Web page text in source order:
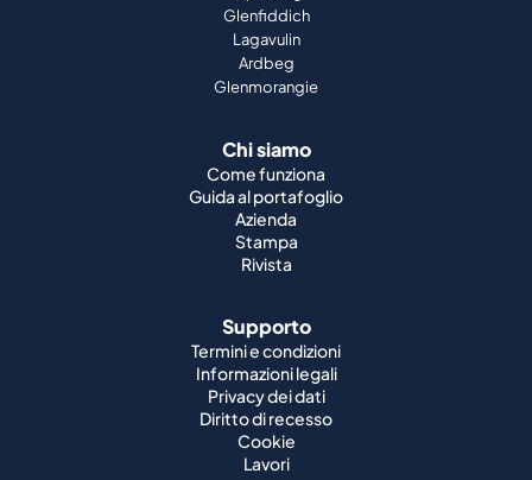
Glenfiddich
Lagavulin
Ardbeg
Glenmorangie
Chi siamo
Come funziona
Guida al portafoglio
Azienda
Stampa
Rivista
Supporto
Termini e condizioni
Informazioni legali
Privacy dei dati
Diritto di recesso
Cookie
Lavori